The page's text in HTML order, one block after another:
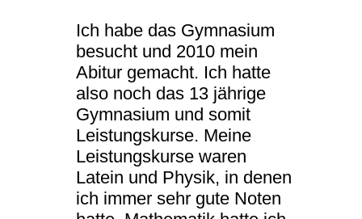
Ich habe das Gymnasium
besucht und 2010 mein
Abitur gemacht. Ich hatte
also noch das 13 jährige
Gymnasium und somit
Leistungskurse. Meine
Leistungskurse waren
Latein und Physik, in denen
ich immer sehr gute Noten